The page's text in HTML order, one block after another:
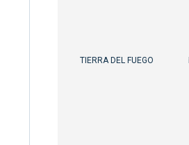
TIERRA DEL FUEGO